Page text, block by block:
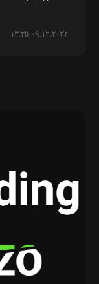
٠٩.١٢.٢٠٢٢ ١٣:٣٥